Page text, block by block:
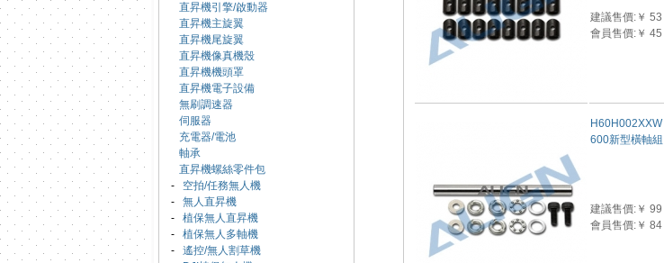
直昇機引擎/啟動器
直昇機主旋翼
直昇機尾旋翼
直昇機像真機殼
直昇機機頭罩
直昇機電子設備
無刷調速器
伺服器
充電器/電池
軸承
直昇機螺絲零件包
- 空拍/任務無人機
- 無人直昇機
- 植保無人直昇機
- 植保無人多軸機
- 遙控/無人割草機
建議售價:￥ 53
會員售價:￥ 45
H60H002XXW
600新型橫軸組
建議售價:￥ 99
會員售價:￥ 84